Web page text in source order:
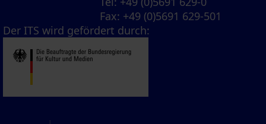
Fax: +49 (0)5691 629-501
Der ITS wird gefördert durch: